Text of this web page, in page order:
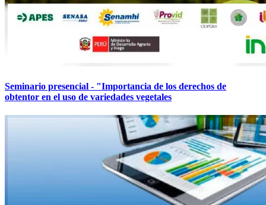
Seminario presencial - "Importancia de los derechos de
obtentor en el uso de variedades vegetales